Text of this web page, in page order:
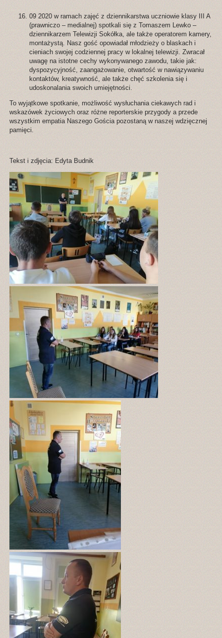
09 2020 w ramach zajęć z dziennikarstwa uczniowie klasy III A
(prawniczo – medialnej) spotkali się z Tomaszem Lewko –
dziennikarzem Telewizji Sokółka, ale także operatorem kamery,
montażystą. Nasz gość opowiadał młodzieży o blaskach i
cieniach swojej codziennej pracy w lokalnej telewizji. Zwracał
uwagę na istotne cechy wykonywanego zawodu, takie jak:
dyspozycyjność, zaangażowanie, otwartość w nawiązywaniu
kontaktów, kreatywność, ale także chęć szkolenia się i
udoskonalania swoich umiejętności.
To wyjątkowe spotkanie, możliwość wysłuchania ciekawych rad i
wskazówek życiowych oraz różne reporterskie przygody a przede
wszystkim empatia Naszego Gościa pozostaną w naszej wdzięcznej
pamięci.
Tekst i zdjęcia: Edyta Budnik